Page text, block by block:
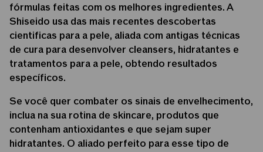
fórmulas feitas com os melhores ingredientes. A
Shiseido usa das mais recentes descobertas
cientificas para a pele, aliada com antigas técnicas
de cura para desenvolver cleansers, hidratantes e
tratamentos para a pele, obtendo resultados
específicos.
Se você quer combater os sinais de envelhecimento,
inclua na sua rotina de skincare, produtos que
contenham antioxidantes e que sejam super
hidratantes. O aliado perfeito para esse tipo de